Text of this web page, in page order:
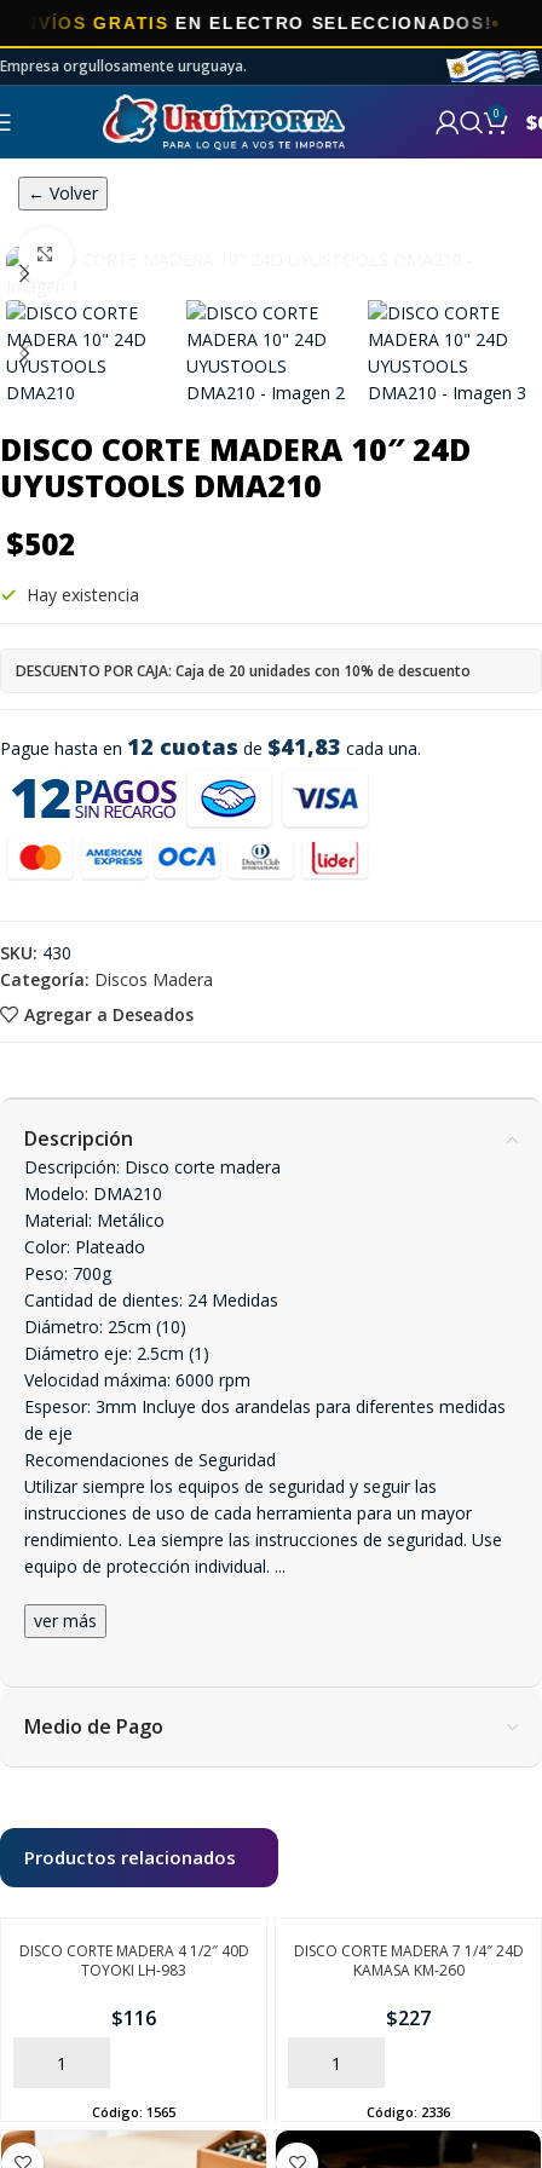
GRATISEN ELECTRO SELECCIONADOS!
Empresa orgullosamente uruguaya.
0 $
← Volver
DISCO CORTE MADERA 10″ 24D
UYUSTOOLS DMA210
$502
Pague hasta en 12 cuotas de $41,83 cada una.
Hay existencia
DESCUENTO POR CAJA: Caja de 20 unidades con 10% de descuento
Agregar a Deseados
SKU: 430
Categoría: Discos Madera
Descripción
Descripción: Disco corte madera
Modelo: DMA210
Material: Metálico
Color: Plateado
Peso: 700g
Cantidad de dientes: 24 Medidas
Diámetro: 25cm (10)
Diámetro eje: 2.5cm (1)
Velocidad máxima: 6000 rpm
Espesor: 3mm Incluye dos arandelas para diferentes medidas
de eje
Recomendaciones de Seguridad
Utilizar siempre los equipos de seguridad y seguir las
instrucciones de uso de cada herramienta para un mayor
rendimiento. Lea siempre las instrucciones de seguridad. Use
equipo de protección individual. ...
ver más
Medio de Pago
Productos relacionados
DISCO CORTE MADERA 4 1/2″ 40D
TOYOKI LH-983
$116
AÑADIR
Código: 1565
DISCO CORTE MADERA 7 1/4″ 24D
KAMASA KM-260
$227
AÑADIR
Código: 2336